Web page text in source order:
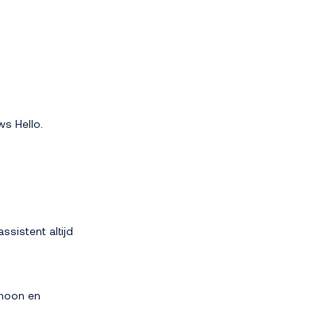
Hello.
altijd
en